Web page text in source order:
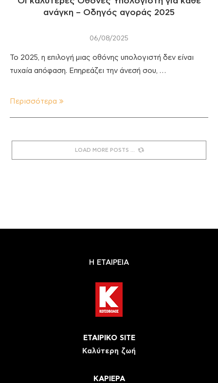
ανάγκη – Οδηγός αγοράς 2025
06/08/2025
Το 2025, η επιλογή μιας οθόνης υπολογιστή δεν είναι
τυχαία απόφαση. Επηρεάζει την άνεσή σου, …
Περισσότερα
LOAD MORE POSTS
Η ΕΤΑΙΡΕΙΑ
ΕΤΑΙΡΙΚΟ SITE
Καλύτερη ζωή
ΚΑΡΙΕΡΑ